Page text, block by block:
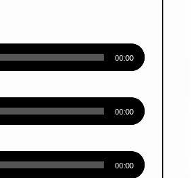
00:00
00:00
00:00